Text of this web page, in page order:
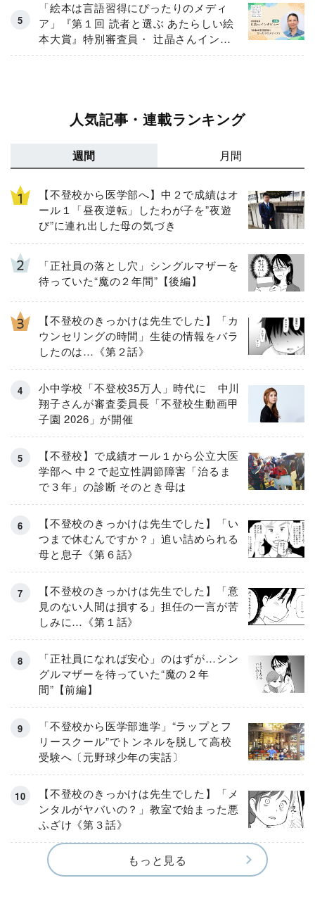
「絵本は言語習得にぴったりのメディ
ア」『第１回 読者と選ぶ あたらしい絵
本大賞』特別審査員・ 辻晶さんインタ
ビュー〔前編〕
人気記事・連載ランキング
週間 月間
【不登校から医学部へ】中２で成績はオ
ール１「昼夜逆転」したわが子を”夜遊
び”に連れ出した母の気づき
「正社員の落とし穴」シングルマザーを
待っていた“魔の２年間”【後編】
【不登校のきっかけは先生でした】「カ
ウンセリングの時間」生徒の情報をバラ
したのは…《第２話》
小中学校「不登校35万人」時代に 中川
翔子さんが審査委員長「不登校生動画甲
子園 2026」が開催
【不登校】で成績オール１から公立大医
学部へ 中２で起立性調節障害「治るま
で３年」の診断 そのとき母は
【不登校のきっかけは先生でした】「い
つまで休むんですか？」追い詰められる
母と息子《第６話》
【不登校のきっかけは先生でした】「意
見のない人間は損する」担任の一言が苦
しみに…《第１話》
「正社員になれば安心」のはずが…シン
グルマザーを待っていた“魔の２年
間”【前編】
「不登校から医学部進学」“ラップとフ
リースクール”でトンネルを脱して高校
受験へ〔元野球少年の実話〕
【不登校のきっかけは先生でした】「メ
ンタルがヤバいの？」教室で始まった悪
ふざけ《第３話》
もっと見る